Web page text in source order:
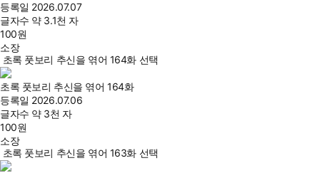
등록일 2026.07.07
글자수 약 3.1천 자
100원
소장
초록 풋보리 추신을 엮어 164화 선택
초록 풋보리 추신을 엮어 164화
등록일 2026.07.06
글자수 약 3천 자
100원
소장
초록 풋보리 추신을 엮어 163화 선택